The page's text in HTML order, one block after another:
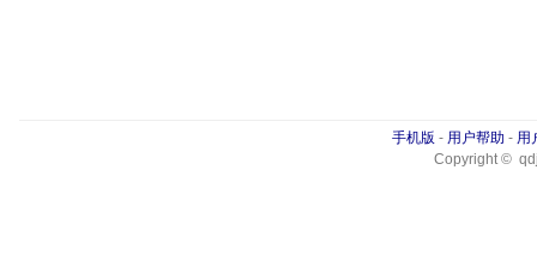
手机版 - 用户帮助 - 用
Copyright ©